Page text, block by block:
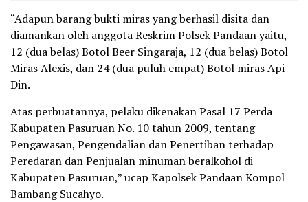
“Adapun barang bukti miras yang berhasil disita dan
diamankan oleh anggota Reskrim Polsek Pandaan yaitu,
12 (dua belas) Botol Beer Singaraja, 12 (dua belas) Botol
Miras Alexis, dan 24 (dua puluh empat) Botol miras Api
Din.
Atas perbuatannya, pelaku dikenakan Pasal 17 Perda
Kabupaten Pasuruan No. 10 tahun 2009, tentang
Pengawasan, Pengendalian dan Penertiban terhadap
Peredaran dan Penjualan minuman beralkohol di
Kabupaten Pasuruan,” ucap Kapolsek Pandaan Kompol
Bambang Sucahyo.